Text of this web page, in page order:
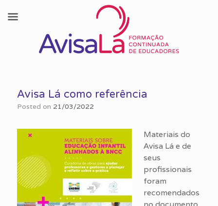
contentAvisa Lá como referência
Posted on 21/03/2022
Materiais do
Avisa Lá e de
seus
profissionais
foram
recomendados